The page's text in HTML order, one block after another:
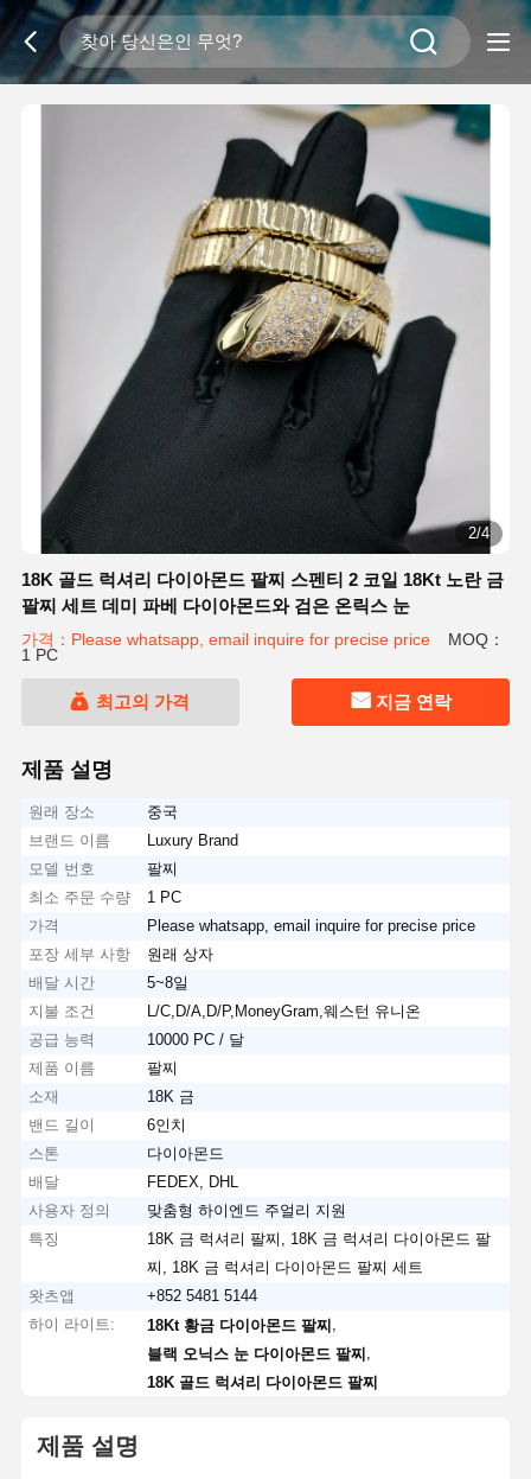
2/4
18K 골드 럭셔리 다이아몬드 팔찌 스펜티 2 코일 18Kt 노란 금
팔찌 세트 데미 파베 다이아몬드와 검은 온릭스 눈
가격：Please whatsapp, email inquire for precise price
MOQ：
1 PC
최고의 가격 지금 연락
제품 설명
원래 장소
중국
브랜드 이름
Luxury Brand
모델 번호
팔찌
최소 주문 수량
1 PC
가격
Please whatsapp, email inquire for precise price
포장 세부 사항
원래 상자
배달 시간
5~8일
지불 조건
L/C,D/A,D/P,MoneyGram,웨스턴 유니온
공급 능력
10000 PC / 달
제품 이름
팔찌
소재
18K 금
밴드 길이
6인치
스톤
다이아몬드
배달
FEDEX, DHL
사용자 정의
맞춤형 하이엔드 주얼리 지원
특징
18K 금 럭셔리 팔찌, 18K 금 럭셔리 다이아몬드 팔
찌, 18K 금 럭셔리 다이아몬드 팔찌 세트
왓츠앱
+852 5481 5144
하이 라이트:
18Kt 황금 다이아몬드 팔찌
블랙 오닉스 눈 다이아몬드 팔찌
18K 골드 럭셔리 다이아몬드 팔찌
제품 설명